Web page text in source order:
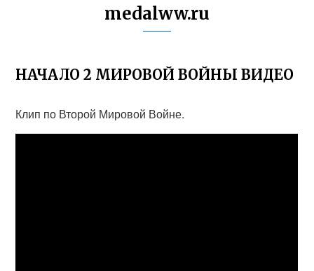
medalww.ru
НАЧАЛО 2 МИРОВОЙ ВОЙНЫ ВИДЕО
Клип по Второй Мировой Войне.